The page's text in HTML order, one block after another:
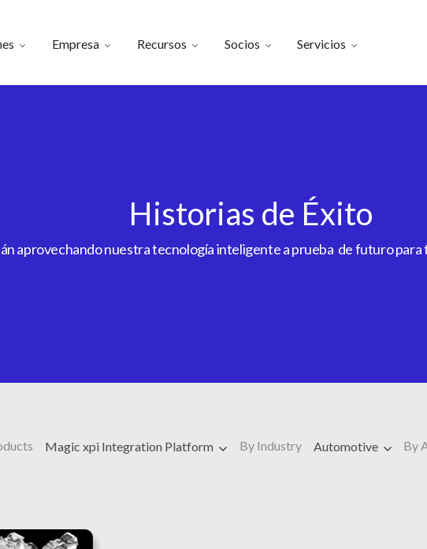
Empresa Recursos Socios Servicios
Historias de Éxito
aprovechando nuestra tecnología inteligente a prueba de futuro
Magic xpi Integration Platform By Industry Automotive By